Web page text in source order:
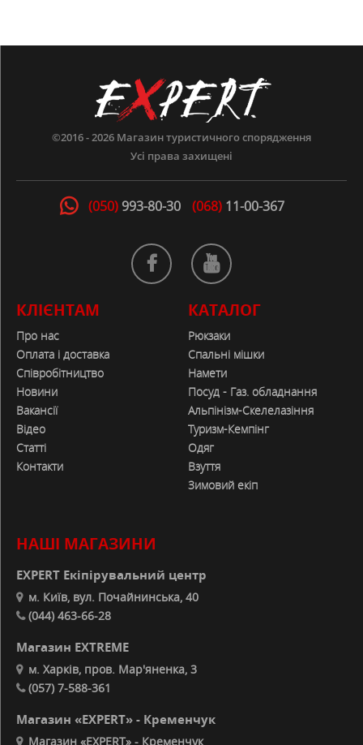
©2016 - 2026 Магазин туристичного спорядження
Усі права захищені
(050) 993-80-30 (068) 11-00-367
КЛІЄНТАМ
Про нас
Оплата і доставка
Співробітництво
Новини
Вакансії
Відео
Статті
Контакти
КАТАЛОГ
Рюкзаки
Спальні мішки
Намети
Посуд - Газ. обладнання
Альпінізм-Скелелазіння
Туризм-Кемпінг
Одяг
Взуття
Зимовий екіп
НАШІ МАГАЗИНИ
EXPERT Екіпірувальний центр
м. Київ, вул. Почайнинська, 40
(044) 463-66-28
Магазин EXTREME
м. Харків, пров. Мар'яненка, 3
(057) 7-588-361
Магазин «EXPERT» - Кременчук
Магазин «EXPERT» - Кременчук